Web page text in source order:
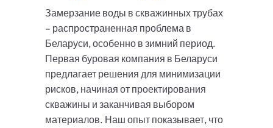
Замерзание воды в скважинных трубах
– распространенная проблема в
Беларуси, особенно в зимний период.
Первая буровая компания в Беларуси
предлагает решения для минимизации
рисков, начиная от проектирования
скважины и заканчивая выбором
материалов. Наш опыт показывает, что